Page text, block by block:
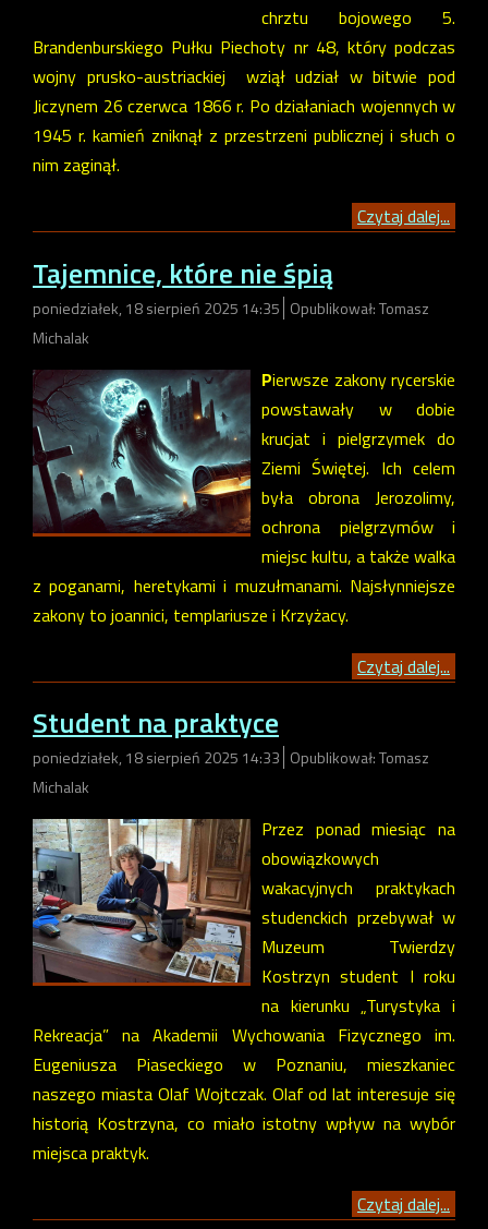
chrztu bojowego 5.
Brandenburskiego Pułku Piechoty nr 48, który podczas
wojny prusko-austriackiej wziął udział w bitwie pod
Jiczynem 26 czerwca 1866 r. Po działaniach wojennych w
1945 r. kamień zniknął z przestrzeni publicznej i słuch o
nim zaginął.
Czytaj dalej...
Tajemnice, które nie śpią
poniedziałek, 18 sierpień 2025 14:35 Opublikował: Tomasz
Michalak
Pierwsze zakony rycerskie
powstawały w dobie
krucjat i pielgrzymek do
Ziemi Świętej. Ich celem
była obrona Jerozolimy,
ochrona pielgrzymów i
miejsc kultu, a także walka
z poganami, heretykami i muzułmanami. Najsłynniejsze
zakony to joannici, templariusze i Krzyżacy.
Czytaj dalej...
Student na praktyce
poniedziałek, 18 sierpień 2025 14:33 Opublikował: Tomasz
Michalak
Przez ponad miesiąc na
obowiązkowych
wakacyjnych praktykach
studenckich przebywał w
Muzeum Twierdzy
Kostrzyn student I roku
na kierunku „Turystyka i
Rekreacja” na Akademii Wychowania Fizycznego im.
Eugeniusza Piaseckiego w Poznaniu, mieszkaniec
naszego miasta Olaf Wojtczak. Olaf od lat interesuje się
historią Kostrzyna, co miało istotny wpływ na wybór
miejsca praktyk.
Czytaj dalej...